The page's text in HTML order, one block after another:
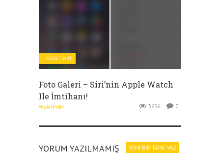
AKILLI SAAT
Foto Galeri – Siri’nin Apple Watch
Ile İmtihanı!
WEARMAN 3656 0
YORUM YAZILMAMIŞ YENI BIR TANE YAZ